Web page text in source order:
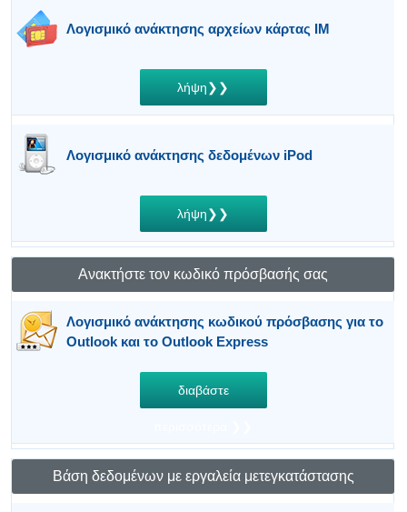
Λογισμικό ανάκτησης αρχείων κάρτας IM
λήψη❯❯
Λογισμικό ανάκτησης δεδομένων iPod
λήψη❯❯
Ανακτήστε τον κωδικό πρόσβασής σας
Λογισμικό ανάκτησης κωδικού πρόσβασης για το
Outlook και το Outlook Express
διαβάστε
Βάση δεδομένων με εργαλεία μετεγκατάστασης